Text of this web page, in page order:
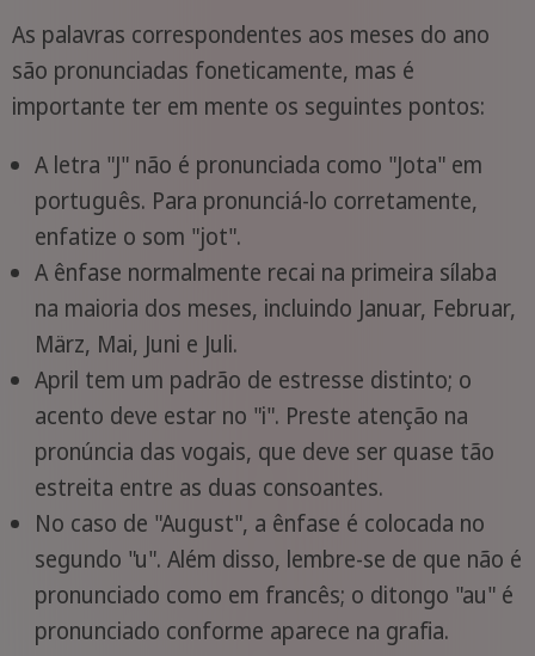
As palavras correspondentes aos meses do ano
são pronunciadas foneticamente, mas é
importante ter em mente os seguintes pontos:
A letra "J" não é pronunciada como "Jota" em
português. Para pronunciá-lo corretamente,
enfatize o som "jot".
A ênfase normalmente recai na primeira sílaba
na maioria dos meses, incluindo Januar, Februar,
März, Mai, Juni e Juli.
April tem um padrão de estresse distinto; o
acento deve estar no "i". Preste atenção na
pronúncia das vogais, que deve ser quase tão
estreita entre as duas consoantes.
No caso de "August", a ênfase é colocada no
segundo "u". Além disso, lembre-se de que não é
pronunciado como em francês; o ditongo "au" é
pronunciado conforme aparece na grafia.